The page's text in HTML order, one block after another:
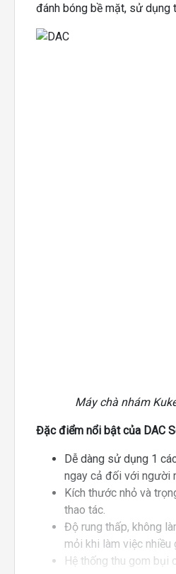
đánh bóng bề mặt, sử dụng
Máy chà nhám
Đặc điểm nổi bật của DAC
Dễ dàng sử dụng 1
ngay cả đối với người
Kích thước nhỏ và
thao tác.
Độ rung thấp, không
mỏi khi làm việc nhiều
Hệ thống thu gom bụi